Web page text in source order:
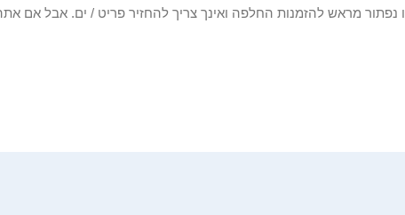
פריט פגום / פגום, אנו נפתור מראש להזמנות החלפה ואינך צריך להחזיר פריט / ים.